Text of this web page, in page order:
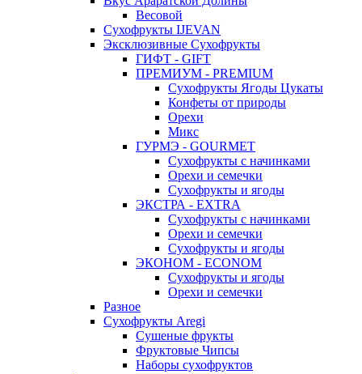
Весовой
Сухофрукты IJEVAN
Эксклюзивные Сухофрукты
ГИФТ - GIFT
ПРЕМИУМ - PREMIUM
Сухофрукты Ягоды Цукаты
Конфеты от природы
Орехи
Микс
ГУРМЭ - GOURMET
Сухофрукты с начинками
Орехи и семечки
Сухофрукты и ягоды
ЭКСТРА - EXTRA
Сухофрукты с начинками
Орехи и семечки
Сухофрукты и ягоды
ЭКОНОМ - ECONOM
Сухофрукты и ягоды
Орехи и семечки
Разное
Сухофрукты Aregi
Сушеные фрукты
Фруктовые Чипсы
Наборы сухофруктов